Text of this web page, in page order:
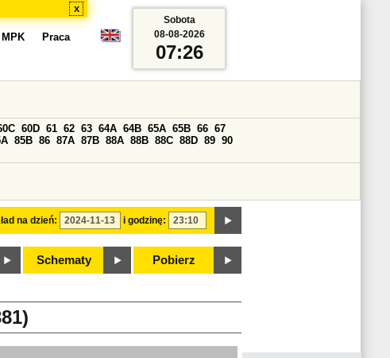
x
Praca
na dzień: i godzinę:
60D 61 62 63 64A 64B 65A 65B 66 67
85B 86 87A 87B 88A 88B 88C 88D 89 90
Schematy Pobierz
Sobota
08-08-2026
07:26